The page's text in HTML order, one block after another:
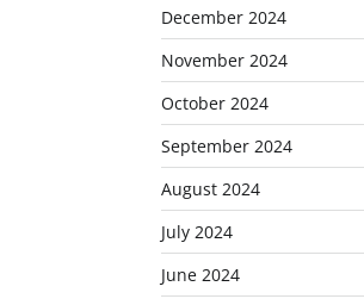
December 2024
November 2024
October 2024
September 2024
August 2024
July 2024
June 2024